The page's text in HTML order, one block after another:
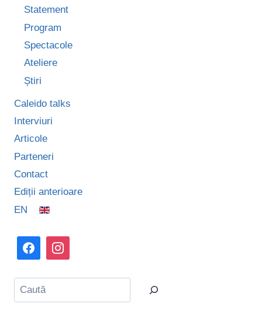
Statement
Program
Spectacole
Ateliere
Știri
Caleido talks
Interviuri
Articole
Parteneri
Contact
Ediții anterioare
EN
Caută